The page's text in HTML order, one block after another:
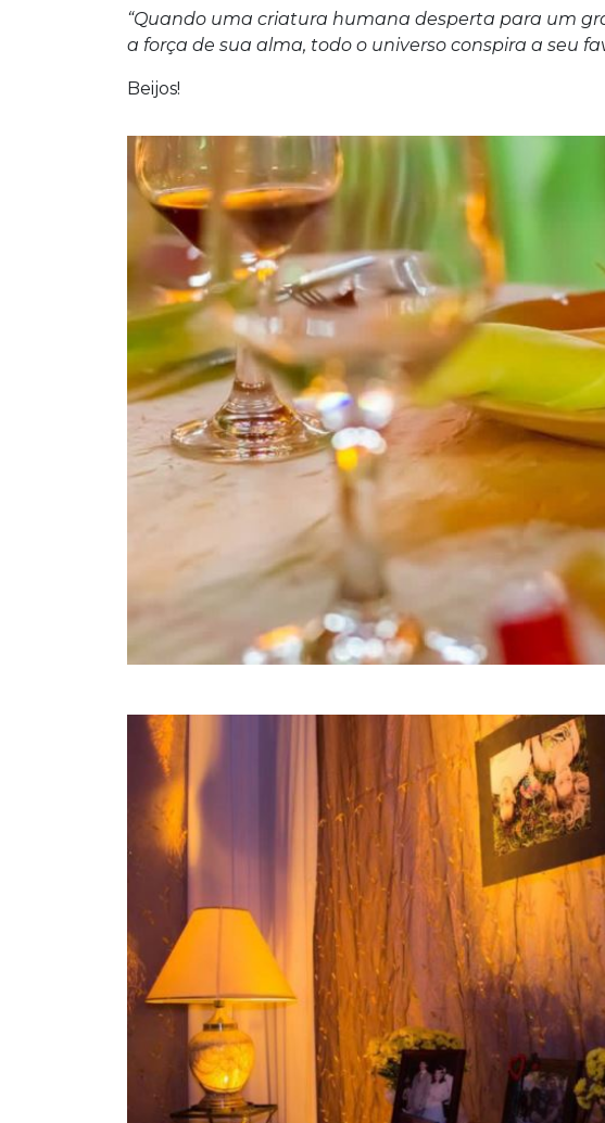
“Quando uma criatura humana desperta para um
a força de sua alma, todo o universo conspira a seu
Beijos!